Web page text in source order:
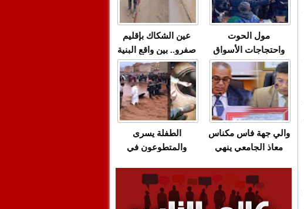
عين الشكاك بإقليم
صفرو.. بين واقع البنية
التحتية المهترئة
والحملات الانتخابية
المبكرة(فيديو)
مول الحوت
واحتجاجات الأسواق
الأسبوعية/الاحتقان
الصامت والتراشق
بـ"الصناديق"/أخنوش
يرد بالصمت المريب
الطفلة يسرى
والمتطوعون في
وقنوات صرف صحي
تقتل والمحاسبة يجب
أن تطال المسؤولين
والي جهة فاس مكناس
معاذ الجامعي ينهي
والعمال مع شركة
سيتي باص + وثيقة
وفيديو